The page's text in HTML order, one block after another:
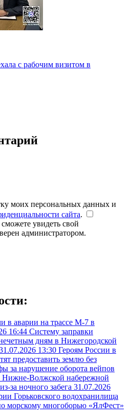
с рабочим визитом в
моих персональных данных и
сайта.
увидеть свой
администратором.
в аварии на трассе М-7 в
16:44 Систему заправки
дням в Нижегородской
13:30 Героям России в
предоставить землю без
за нарушение оборота вейпов
Нижне-Волжской набережной
за ночного забега 31.07.2026
Горьковского водохранилища
морскому многоборью «ЯлФест»